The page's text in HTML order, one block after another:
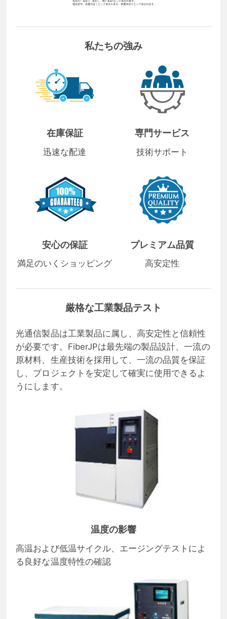
私たちの強み
在庫保証
迅速な配達
専門サービス
技術サポート
安心の保証
満足のいくショッピング
プレミアム品質
高安定性
厳格な工業製品テスト
光通信製品は工業製品に属し、高安定性と信頼性
が必要です。FiberJPは最先端の製品設計、一流の
原材料、生産技術を採用して、一流の品質を保証
し、プロジェクトを安定して確実に使用できるよ
うにします。
温度の影響
高温および低温サイクル、エージングテストによ
る良好な温度特性の確認